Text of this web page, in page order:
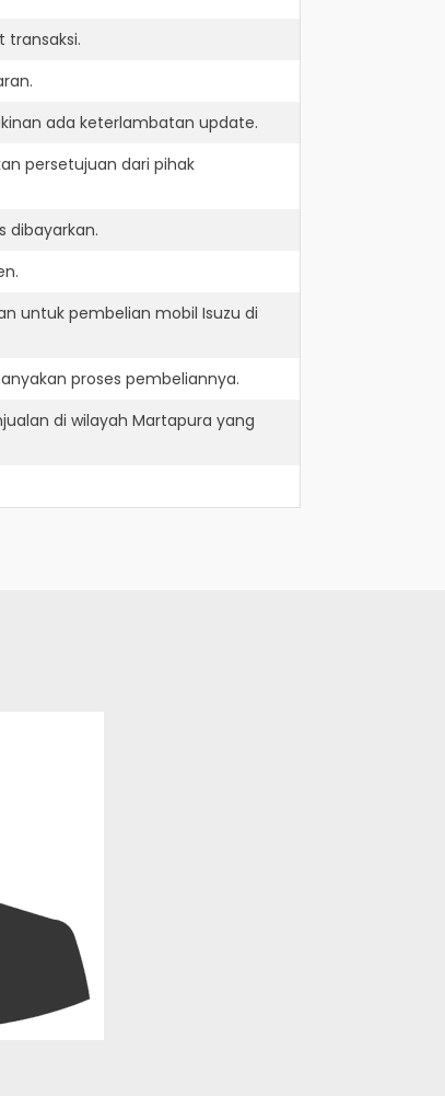
transaksi.
ada keterlambatan update.
persetujuan dari pihak
dibayarkan.
untuk pembelian mobil Isuzu di
proses pembeliannya.
di wilayah Martapura yang